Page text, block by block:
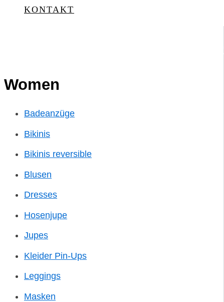
KONTAKT
Women
Badeanzüge
Bikinis
Bikinis reversible
Blusen
Dresses
Hosenjupe
Jupes
Kleider Pin-Ups
Leggings
Masken